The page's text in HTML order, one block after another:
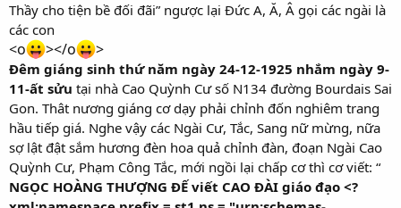
Thầy cho tiện bề đối đãi” ngược lại Đức A, Ă, Â gọi các ngài là
các con
<o ></o >
Đêm giáng sinh thứ năm ngày 24-12-1925 nhắm ngày 9-
11-ất sửu tại nhà Cao Quỳnh Cư số N134 đường Bourdais Sai
Gon. Thât nương giáng cơ dạy phải chỉnh đốn nghiêm trang
hầu tiếp giá. Nghe vậy các Ngài Cư, Tắc, Sang nữ mừng, nữa
sợ lật đật sắm hương đèn hoa quả chỉnh đàn, đoạn Ngài Cao
Quỳnh Cư, Phạm Công Tắc, mới ngồi lại chấp cơ thì cơ viết: “
NGỌC HOÀNG THƯỢNG ĐẾ viết CAO ĐÀI giáo đạo <?